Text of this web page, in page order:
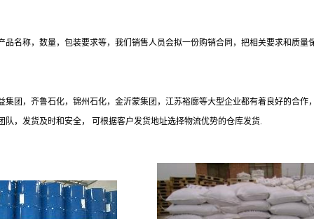
名称，数量，包装要求等，我们销售人员会拟一份购销合同，把相关要求和质
集团，齐鲁石化，锦州石化，金沂蒙集团，江苏裕廊等大型企业都有着良好的合作
，发货及时和安全， 可根据客户发货地址选择物流优势的仓库发货.